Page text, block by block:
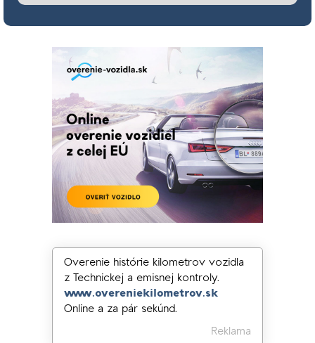
Overenie histórie kilometrov vozidla
z Technickej a emisnej kontroly.
www.overeniekilometrov.sk
Online a za pár sekúnd.
Reklama